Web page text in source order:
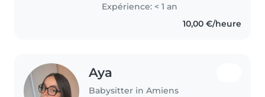
expériences avec mes cousines.
J'aime beaucoup passer du
Expérience: < 1 an
10,00 €/heure
Aya
Babysitter in Amiens